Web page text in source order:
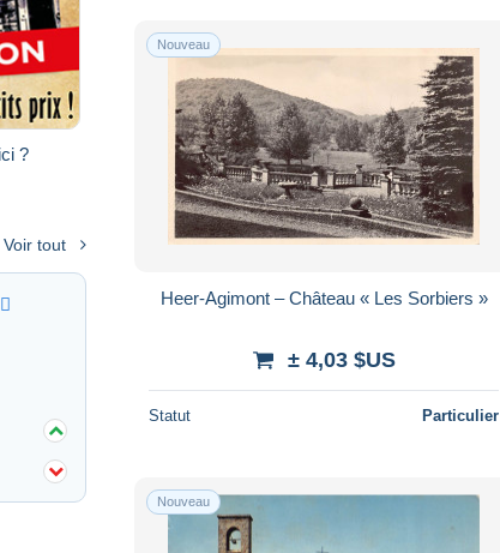
?
Voir tout
Nouveau
Heer-Agimont – Château « Les Sorbiers »
± 4,03 $US
Statut Particulier
Nouveau